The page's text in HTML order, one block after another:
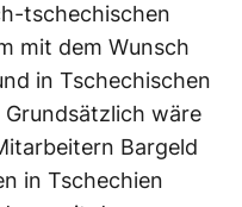
tschechischen
mit dem Wunsch
in Tschechischen
wäre
Bargeld
in Tschechien